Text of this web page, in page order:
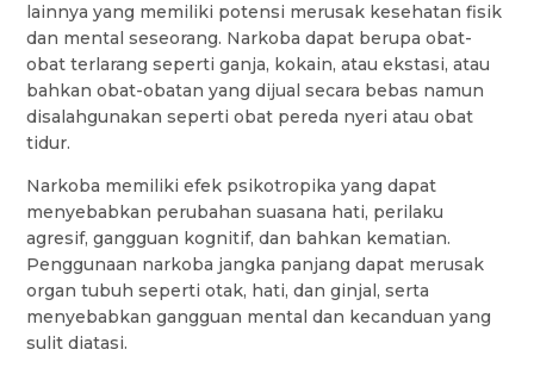
lainnya yang memiliki potensi merusak kesehatan fisik
dan mental seseorang. Narkoba dapat berupa obat-
obat terlarang seperti ganja, kokain, atau ekstasi, atau
bahkan obat-obatan yang dijual secara bebas namun
disalahgunakan seperti obat pereda nyeri atau obat
tidur.
Narkoba memiliki efek psikotropika yang dapat
menyebabkan perubahan suasana hati, perilaku
agresif, gangguan kognitif, dan bahkan kematian.
Penggunaan narkoba jangka panjang dapat merusak
organ tubuh seperti otak, hati, dan ginjal, serta
menyebabkan gangguan mental dan kecanduan yang
sulit diatasi.